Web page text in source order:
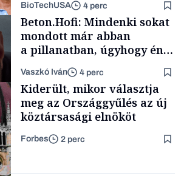
BioTechUSA 4 perc
Beton.Hofi: Mindenki sokat
mondott már abban
a pillanatban, úgyhogy én
a legsarkosabb
gondolataimat akartam
kimondani
Vaszkó Iván 4 perc
Kiderült, mikor választja
meg az Országgyűlés az új
köztársasági elnököt
Forbes 2 perc